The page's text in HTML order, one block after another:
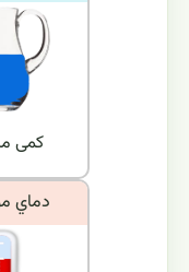
کمی
دماي